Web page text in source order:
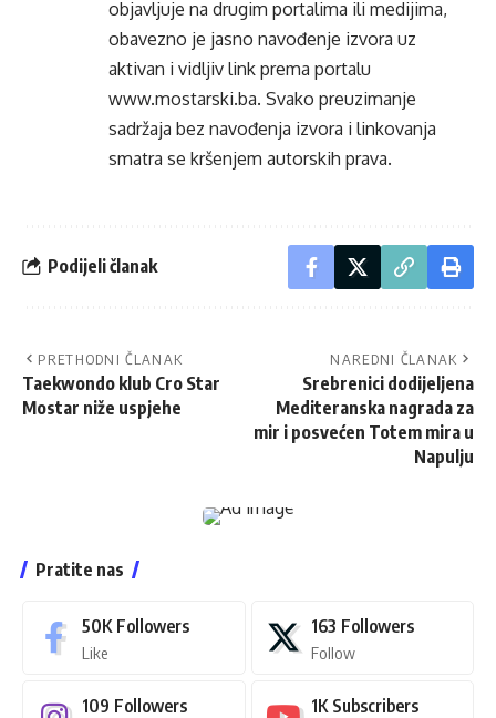
objavljuje na drugim portalima ili medijima,
obavezno je jasno navođenje izvora uz
aktivan i vidljiv link prema portalu
www.mostarski.ba. Svako preuzimanje
sadržaja bez navođenja izvora i linkovanja
smatra se kršenjem autorskih prava.
Podijeli članak
PRETHODNI ČLANAK
Taekwondo klub Cro Star
Mostar niže uspjehe
NAREDNI ČLANAK
Srebrenici dodijeljena
Mediteranska nagrada za
mir i posvećen Totem mira u
Napulju
Pratite nas
50K Followers
Like
163 Followers
Follow
109 Followers 1K Subscribers